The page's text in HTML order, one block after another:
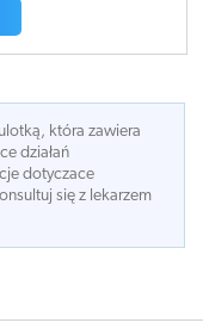
która zawiera
działań
dotyczace
się z lekarzem